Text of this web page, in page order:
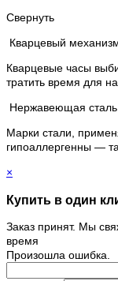
Свернуть
Кварцевый
Кварцевые часы
тратить время для
Нержавеющая
Марки стали,
гипоаллергенны —
×
Купить в один
Заказ принят. Мы
время
Произошла ошибка.